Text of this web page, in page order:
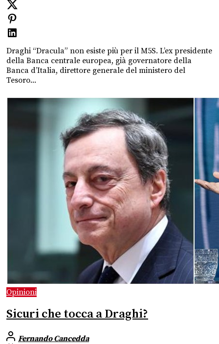
Draghi “Dracula” non esiste più per il M5S. L’ex presidente
della Banca centrale europea, già governatore della
Banca d’Italia, direttore generale del ministero del
Tesoro...
Opinioni
Sicuri che tocca a Draghi?
Fernando Cancedda